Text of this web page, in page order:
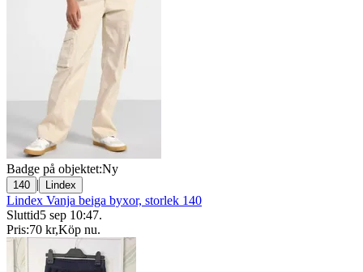
Badge på objektet:Ny
140 | Lindex
Lindex Vanja beiga byxor, storlek 140
Sluttid5 sep 10:47.
Pris:70 kr,Köp nu.